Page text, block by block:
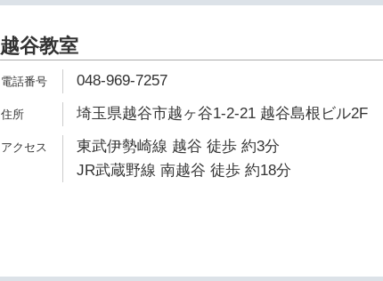
越谷教室
048-969-7257
埼玉県越谷市越ヶ谷1-2-21 越谷島根ビル2F
東武伊勢崎線 越谷 徒歩 約3分
JR武蔵野線 南越谷 徒歩 約18分